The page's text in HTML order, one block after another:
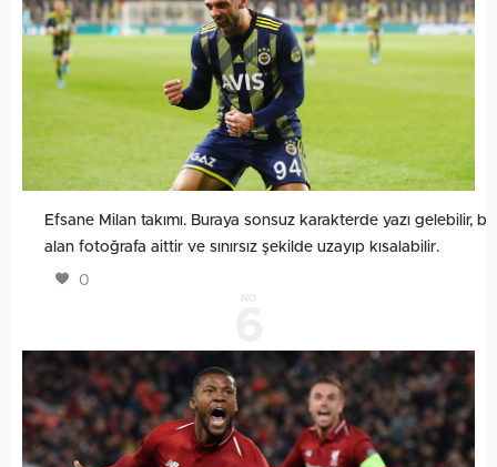
Efsane Milan takımı. Buraya sonsuz karakterde yazı gelebilir, bu
alan fotoğrafa aittir ve sınırsız şekilde uzayıp kısalabilir.
0
NO